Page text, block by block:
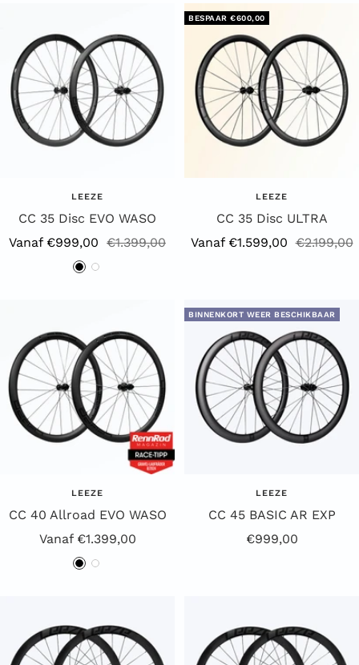
LEEZE
CC 35 Disc EVO WASO
Aanbiedingsprijs
Vanaf €999,00 Reguliere
€1.399,00
Z
r
t
W
BESPAAR €600,00
LEEZE
CC 35 Disc ULTRA
Aanbiedingsprijs
Vanaf €1.599,00 Reguliere
€2.199,00
LEEZE
CC 40 Allroad EVO WASO
Aanbiedingsprijs
Vanaf €1.399,00
Z
r
t
W
BINNENKORT WEER BESCHIKBAAR
LEEZE
CC 45 BASIC AR EXP
Aanbiedingsprijs
€999,00